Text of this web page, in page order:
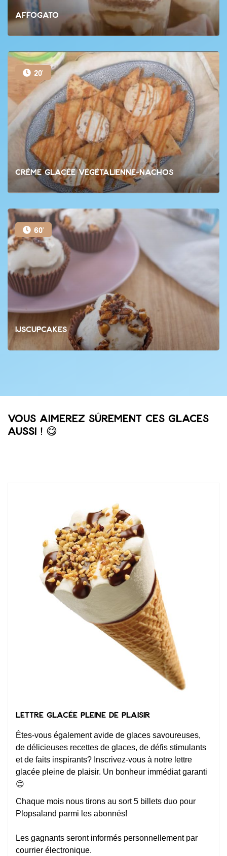
Affogato
20'
Crème glacée végétalienne-Nachos
60'
IJscupcakes
Vous aimerez sûrement ces glaces
aussi ! 😋
Lettre glacée pleine de plaisir
Êtes-vous également avide de glaces savoureuses,
de délicieuses recettes de glaces, de défis stimulants
et de faits inspirants? Inscrivez-vous à notre lettre
glacée pleine de plaisir. Un bonheur immédiat garanti
😊
Chaque mois nous tirons au sort 5 billets duo pour
Plopsaland parmi les abonnés!
Les gagnants seront informés personnellement par
courrier électronique.